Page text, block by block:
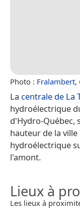
Photo : Fralambert,
La centrale de La
hydroélectrique
d'Hydro-Québec,
hauteur de la ville
hydroélectrique
l'amont.
Lieux à
Les lieux à